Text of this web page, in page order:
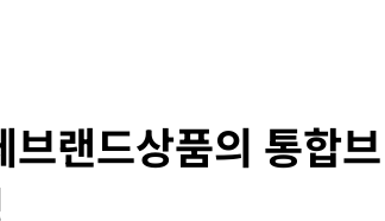
랜드상품의 통합브